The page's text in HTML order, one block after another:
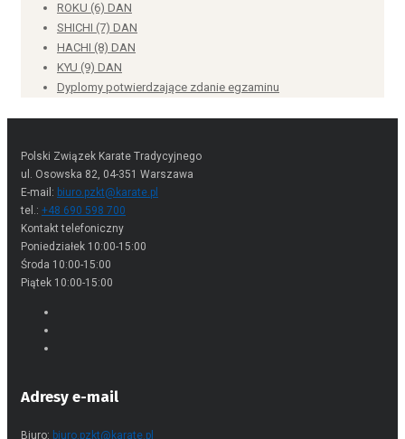
ROKU (6) DAN
SHICHI (7) DAN
HACHI (8) DAN
KYU (9) DAN
Dyplomy potwierdzające zdanie egzaminu
Polski Związek Karate Tradycyjnego
ul. Osowska 82, 04-351 Warszawa
E-mail: biuro.pzkt@karate.pl
tel.: +48 690 598 700
Kontakt telefoniczny
Poniedziałek 10:00-15:00
Środa 10:00-15:00
Piątek 10:00-15:00
Adresy e-mail
Biuro: biuro.pzkt@karate.pl